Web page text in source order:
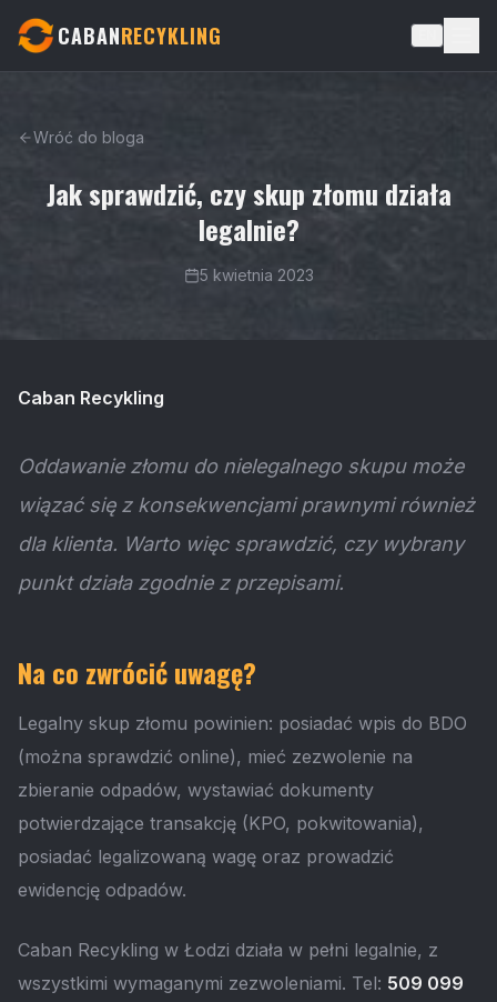
CABANRECYKLING
Wróć do bloga
Jak sprawdzić, czy skup złomu działa
legalnie?
5 kwietnia 2023
Caban Recykling
Oddawanie złomu do nielegalnego skupu może
wiązać się z konsekwencjami prawnymi również
dla klienta. Warto więc sprawdzić, czy wybrany
punkt działa zgodnie z przepisami.
Na co zwrócić uwagę?
Legalny skup złomu powinien: posiadać wpis do BDO
(można sprawdzić online), mieć zezwolenie na
zbieranie odpadów, wystawiać dokumenty
potwierdzające transakcję (KPO, pokwitowania),
posiadać legalizowaną wagę oraz prowadzić
ewidencję odpadów.
Caban Recykling w Łodzi działa w pełni legalnie, z
wszystkimi wymaganymi zezwoleniami. Tel: 509 099